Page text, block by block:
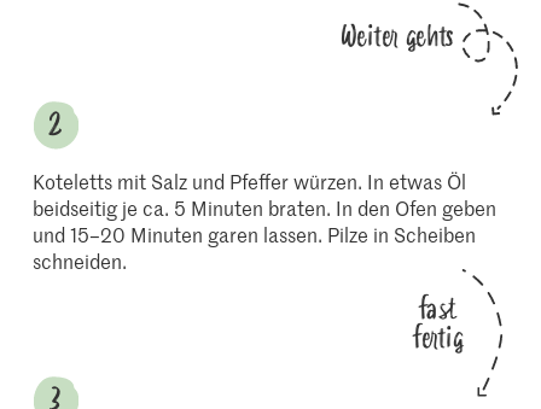
Weiter gehts
Koteletts mit Salz und Pfeffer würzen. In etwas Öl
beidseitig je ca. 5 Minuten braten. In den Ofen geben
und 15–20 Minuten garen lassen. Pilze in Scheiben
schneiden.
fast
fertig